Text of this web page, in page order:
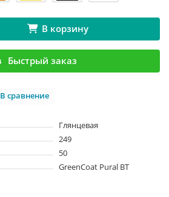
В корзину
Быстрый заказ
В сравнение
Глянцевая
249
50
GreenCoat Pural BT